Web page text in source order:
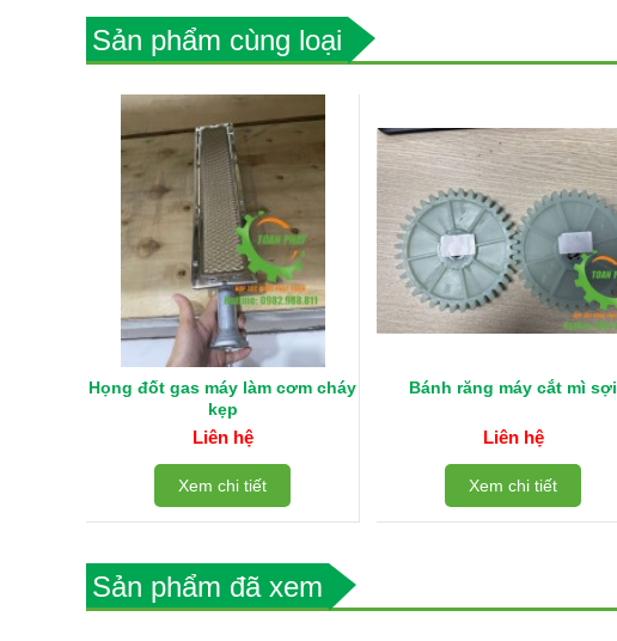
Sản phẩm cùng loại
Họng đốt gas máy làm cơm cháy
kẹp
Liên hệ
Xem chi tiết
Bánh răng máy cắt mì sợi
Liên hệ
Xem chi tiết
Sản phẩm đã xem